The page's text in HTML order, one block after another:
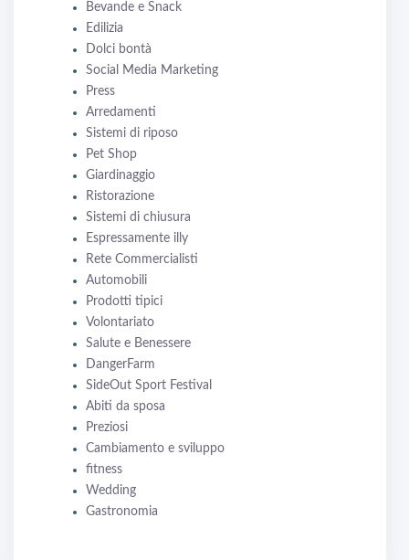
Bevande e Snack
Edilizia
Dolci bontà
Social Media Marketing
Press
Arredamenti
Sistemi di riposo
Pet Shop
Giardinaggio
Ristorazione
Sistemi di chiusura
Espressamente illy
Rete Commercialisti
Automobili
Prodotti tipici
Volontariato
Salute e Benessere
DangerFarm
SideOut Sport Festival
Abiti da sposa
Preziosi
Cambiamento e sviluppo
fitness
Wedding
Gastronomia